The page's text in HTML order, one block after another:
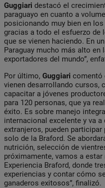
Guggiari destacó el
paraguayo en cuanto a
posicionando muy bien en
gracias a todo el esfuerzo de
que se vienen haciendo. En
Paraguay mucho más alto en
exportadores del mundo”,
Por último, Guggiari comentó
vienen desarrollando cursos,
capacitar a jóvenes
para 120 personas, que ya
éxito. Es sobre manejo
internacional excelente y va
extranjeros, pueden
solo de la Braford. Se
nutrición, selección de
próximamente, vamos a
Experiencia Braford, donde
experiencias y contar cómo
ganaderos exitosos”, finalizó.